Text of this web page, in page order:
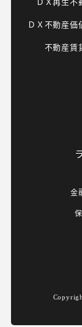
ＤＸ不動産価
不動産賃
金